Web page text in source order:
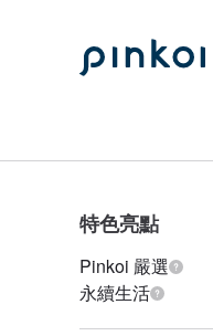
特色亮點
Pinkoi 嚴選
永續生活